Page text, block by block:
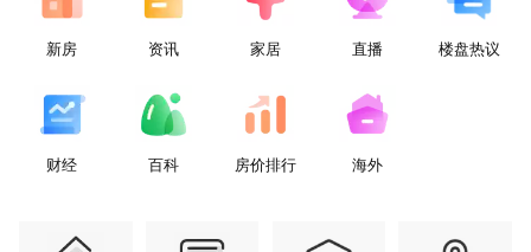
新房 资讯 家居 直播 楼盘热议
财经 百科 房价排行 海外